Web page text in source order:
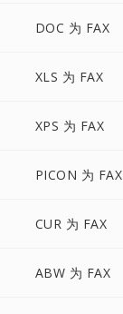
DOC 为 FAX
XLS 为 FAX
XPS 为 FAX
PICON 为 FAX
CUR 为 FAX
ABW 为 FAX